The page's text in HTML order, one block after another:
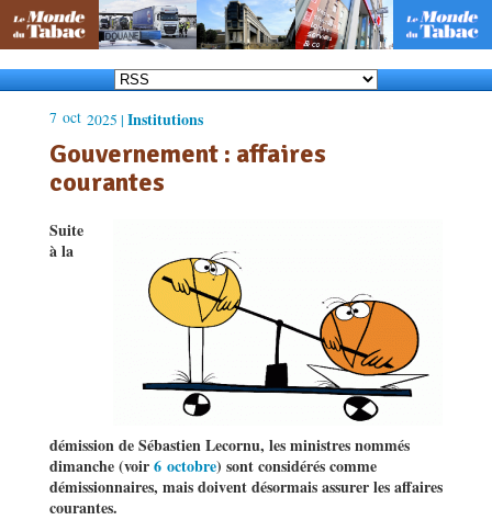
7 oct 2025 | Institutions
Gouvernement : affaires
courantes
Suite
à la
démission de Sébastien Lecornu, les ministres nommés
dimanche (voir6 octobre) sont considérés comme
démissionnaires, mais doivent désormais assurer les affaires
courantes.